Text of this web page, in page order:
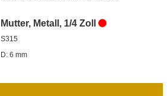
Mutter, Metall, 1/4 Zoll
S315
D: 6 mm